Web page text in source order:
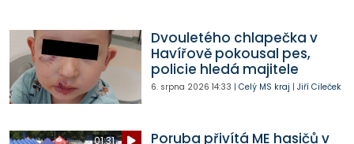
Dvouletého chlapečka v
Havířově pokousal pes,
policie hledá majitele
6. srpna 2026 14:33 | Celý MS kraj | Jiří Cileček
01:31
Poruba přivítá ME hasičů v